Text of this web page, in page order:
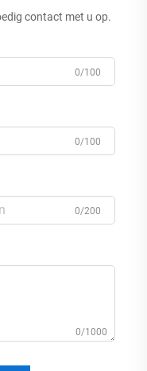
contact met u op.
0/100
0/100
0/200
0/1000